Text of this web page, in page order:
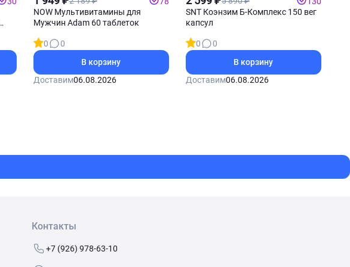
NOW Мультивитамины для
Мужчин Adam 60 таблеток
0
0
В корзину
Доставим06.08.2026
SNT Коэнзим Б-Комплекс 150 вег
капсул
0
0
В корзину
Доставим06.08.2026
Контакты
+7 (926) 978-63-10